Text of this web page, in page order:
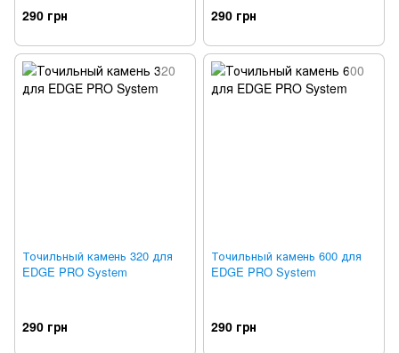
290 грн 290 грн
Точильный камень 320 для
EDGE PRO System
290 грн
Точильный камень 600 для
EDGE PRO System
290 грн